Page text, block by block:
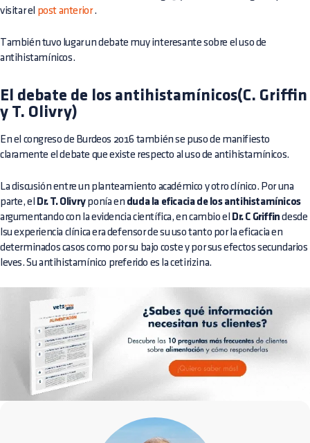
visitar el post anterior.
También tuvo lugar un debate muy interesante sobre el uso de
antihistamínicos.
El debate de los antihistamínicos(C. Griffin
y T. Olivry)
En el congreso de Burdeos 2016 también se puso de manifiesto
claramente el debate que existe respecto al uso de antihistamínicos.
La discusión entre un planteamiento académico y otro clínico. Por una
parte, el
Dr. T. Olivryponía en duda la eficacia de los antihistamínicos
argumentando con la evidencia científica, en cambio el Dr. C Griffin desde
lsu experiencia clínica era defensor de su uso tanto por la eficacia en
determinados casos como por su bajo coste y por sus efectos secundarios
leves. Su antihistamínico preferido es la cetirizina.